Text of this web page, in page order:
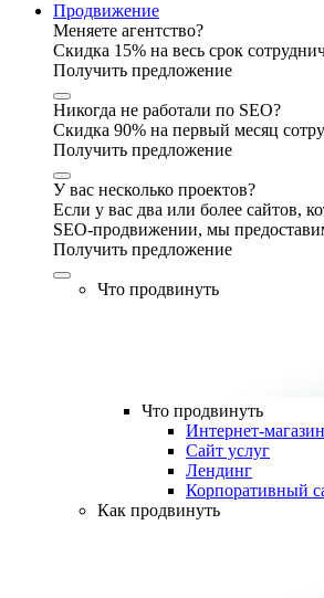
Продвижение
Меняете агентство?
Скидка 15% на весь срок
Получить предложение
Никогда не работали по SEO?
Скидка 90% на первый месяц
Получить предложение
У вас несколько проектов?
Если у вас два или более сайтов,
SEO-продвижении, мы
Получить предложение
Что продвинуть
Что продвинуть
Интернет-магазин
Сайт услуг
Лендинг
Корпоративный
Как продвинуть